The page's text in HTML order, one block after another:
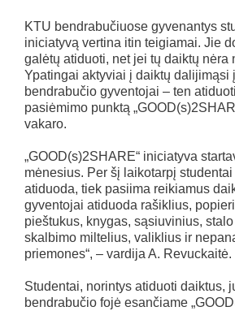
KTU bendrabučiuose gyvenantys
iniciatyvą vertina itin teigiamai. Jie
galėtų atiduoti, net jei tų daiktų nėra
Ypatingai aktyviai į daiktų dalijimąsi
bendrabučio gyventojai – ten
pasiėmimo punktą
vakaro.
„GOOD(s)2SHARE“ iniciatyva
mėnesius. Per šį laikotarpį
atiduoda, tiek pasiima reikiamus
gyventojai atiduoda rašiklius,
pieštukus, knygas, sąsiuvinius,
skalbimo miltelius, valiklius ir
priemones“, – vardija A. Revuckaitė.
Studentai, norintys atiduoti daiktus,
bendrabučio fojė esančiame